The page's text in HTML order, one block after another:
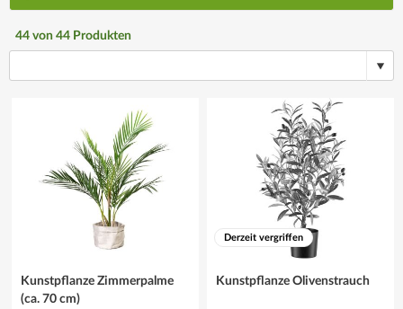
44 von 44 Produkten
Kunstpflanze Zimmerpalme
(ca. 70 cm)
Derzeit vergriffen
Kunstpflanze Olivenstrauch